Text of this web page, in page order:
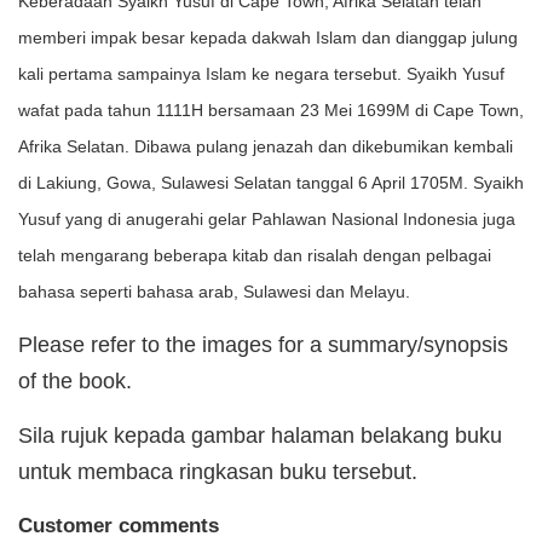
memberi impak besar kepada dakwah Islam dan dianggap julung
kali pertama sampainya Islam ke negara tersebut. Syaikh Yusuf
wafat pada tahun 1111H bersamaan 23 Mei 1699M di Cape Town,
Afrika Selatan. Dibawa pulang jenazah dan dikebumikan kembali
di Lakiung, Gowa, Sulawesi Selatan tanggal 6 April 1705M. Syaikh
Yusuf yang di anugerahi gelar Pahlawan Nasional Indonesia juga
telah mengarang beberapa kitab dan risalah dengan pelbagai
bahasa seperti bahasa arab, Sulawesi dan Melayu.
Please refer to the images for a summary/synopsis
of the book.
Sila rujuk kepada gambar halaman belakang buku
untuk membaca ringkasan buku tersebut.
Customer comments